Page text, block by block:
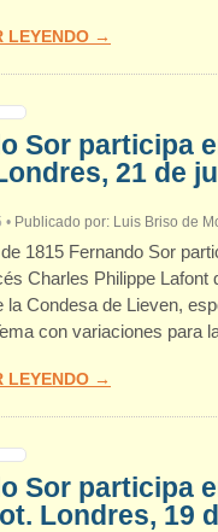
LEYENDO →
Sor participa
21 de
• Publicado por: Luis Briso de
1815 Fernando Sor
Charles Philippe
la Condesa de Lieven,
con variaciones para
LEYENDO →
Sor participa
Londres, 19